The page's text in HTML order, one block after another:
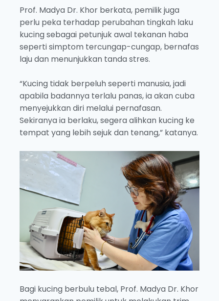
Prof. Madya Dr. Khor berkata, pemilik juga
perlu peka terhadap perubahan tingkah laku
kucing sebagai petunjuk awal tekanan haba
seperti simptom tercungap-cungap, bernafas
laju dan menunjukkan tanda stres.
“Kucing tidak berpeluh seperti manusia, jadi
apabila badannya terlalu panas, ia akan cuba
menyejukkan diri melalui pernafasan.
Sekiranya ia berlaku, segera alihkan kucing ke
tempat yang lebih sejuk dan tenang,” katanya.
Bagi kucing berbulu tebal, Prof. Madya Dr. Khor